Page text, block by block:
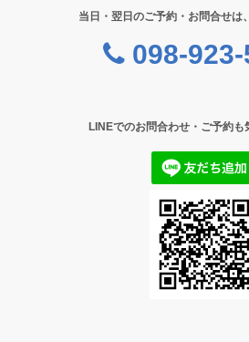
当日・翌日のご予約・お問合せは
098-
LINEでのお問合わせ・ご予約も